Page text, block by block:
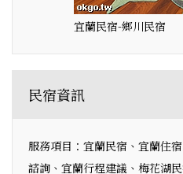
宜蘭民宿-鄉川民宿
民宿資訊
服務項目：宜蘭民宿、宜蘭住
諮詢、宜蘭行程建議、梅花湖